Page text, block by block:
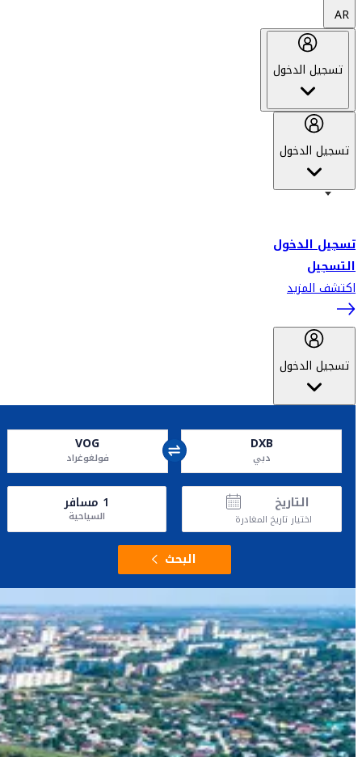
AR
تسجيل الدخول
تسجيل الدخول
أهلاً بك في سكاي واردز طيران الإمارات برنامج الولاء المعتمد من قبل
تسجيل الدخول
التسجيل
اكتشف المزيد
تسجيل الدخول
DXB
دبي
VOG
فولغوغراد
التاريخ
اختيار تاريخ المغادرة
1 مسافر
السياحية
البحث